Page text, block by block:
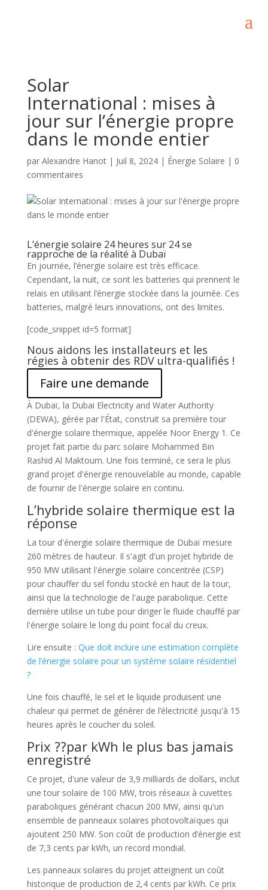
Solar
International : mises à
jour sur l’énergie propre
dans le monde entier
par Alexandre Hanot| Juil 8, 2024| Énergie Solaire | 0
commentaires
L’énergie solaire 24 heures sur 24 se
rapproche de la réalité à Dubaï
En journée, l’énergie solaire est très efficace.
Cependant, la nuit, ce sont les batteries qui prennent le
relais en utilisant l’énergie stockée dans la journée. Ces
batteries, malgré leurs innovations, ont des limites.
[code_snippet id=5 format]
Nous aidons les installateurs et les
régies à obtenir des RDV ultra-qualifiés !
Faire une demande
À Dubaï, la Dubai Electricity and Water Authority
(DEWA), gérée par l'État, construit sa première tour
d'énergie solaire thermique, appelée Noor Energy 1. Ce
projet fait partie du parc solaire Mohammed Bin
Rashid Al Maktoum. Une fois terminé, ce sera le plus
grand projet d'énergie renouvelable au monde, capable
de fournir de l'énergie solaire en continu.
L’hybride solaire thermique est la
réponse
La tour d'énergie solaire thermique de Dubaï mesure
260 mètres de hauteur. Il s'agit d'un projet hybride de
950 MW utilisant l'énergie solaire concentrée (CSP)
pour chauffer du sel fondu stocké en haut de la tour,
ainsi que la technologie de l'auge parabolique. Cette
dernière utilise un tube pour diriger le fluide chauffé par
l'énergie solaire le long du point focal du creux.
Lire ensuite : Que doit inclure une estimation complète
de l’énergie solaire pour un système solaire résidentiel
?
Une fois chauffé, le sel et le liquide produisent une
chaleur qui permet de générer de l’électricité jusqu'à 15
heures après le coucher du soleil.
Prix ??par kWh le plus bas jamais
enregistré
Ce projet, d'une valeur de 3,9 milliards de dollars, inclut
une tour solaire de 100 MW, trois réseaux à cuvettes
paraboliques générant chacun 200 MW, ainsi qu'un
ensemble de panneaux solaires photovoltaïques qui
ajoutent 250 MW. Son coût de production d’énergie est
de 7,3 cents par kWh, un record mondial.
Les panneaux solaires du projet atteignent un coût
historique de production de 2,4 cents par kWh. Ce prix